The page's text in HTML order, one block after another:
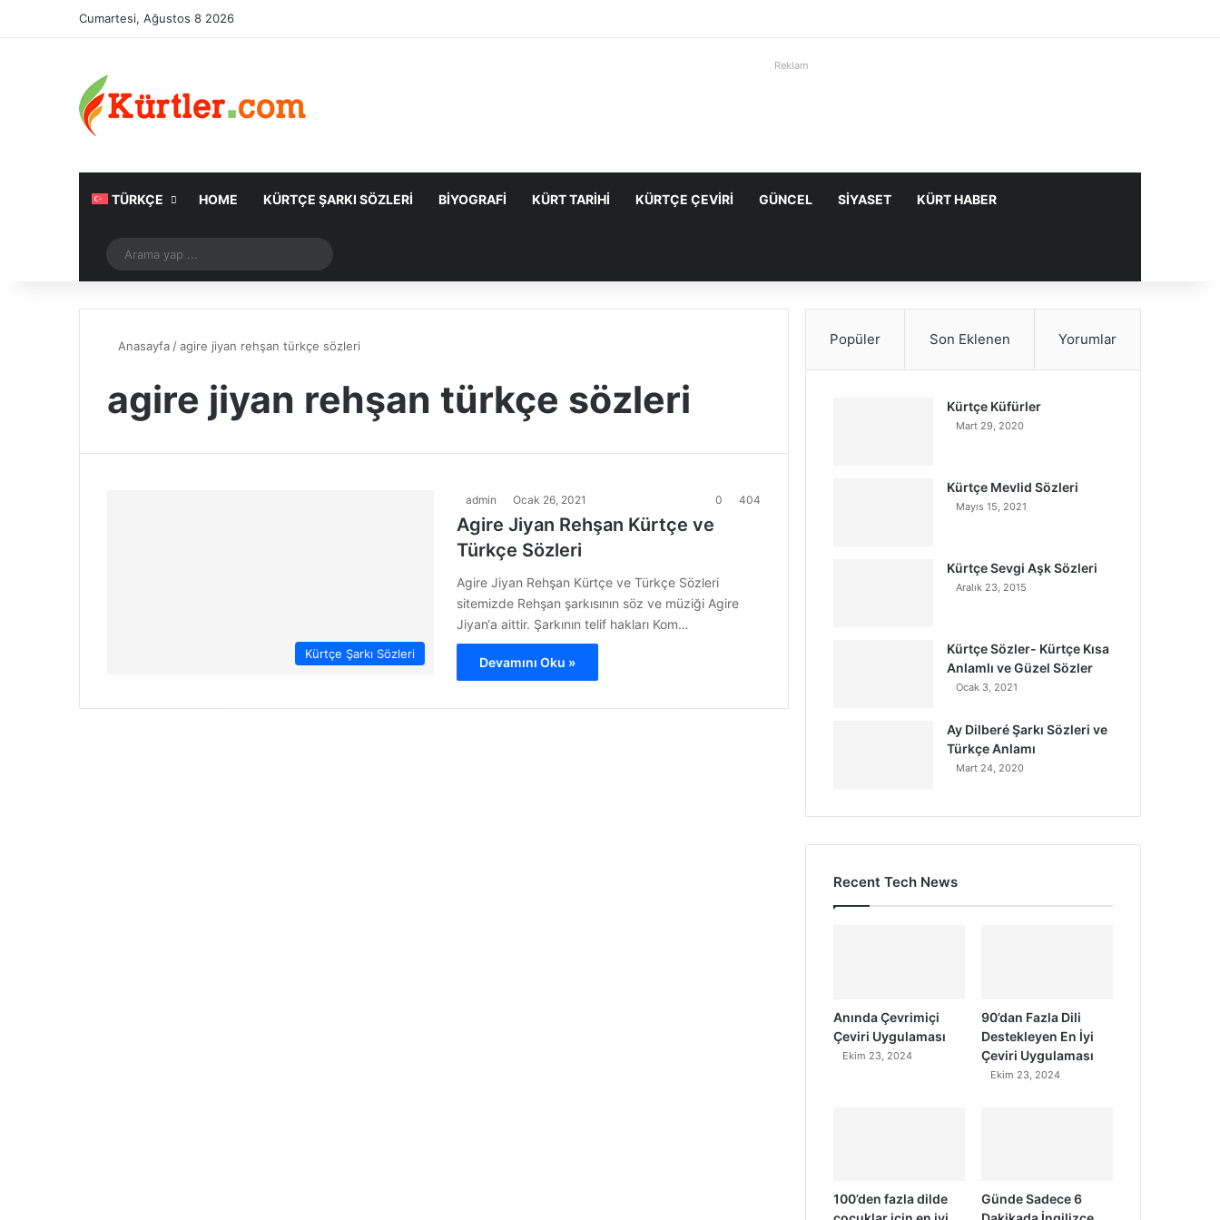
Cumartesi, Ağustos 8 2026
Reklam
TÜRKÇE HOME KÜRTÇE ŞARKI SÖZLERI BIYOGRAFI KÜRT TARIHI KÜRTÇE ÇEVIRI GÜNCEL SIYASET KÜRT HABER
Rastgele Makale
yap
Anasayfa /agire jiyan rehşan türkçe sözleri
agire jiyan rehşan türkçe sözleri
Kürtçe Şarkı Sözleri
admin Ocak 26, 2021 0 404
Agire Jiyan Rehşan Kürtçe ve
Türkçe Sözleri
Agire Jiyan Rehşan Kürtçe ve Türkçe Sözleri
sitemizde Rehşan şarkısının söz ve müziği Agire
Jiyan‘a aittir. Şarkının telif hakları Kom…
Devamını Oku »
Popüler Son Eklenen Yorumlar
Kürtçe Küfürler
Mart 29, 2020
Kürtçe Mevlid Sözleri
Mayıs 15, 2021
Kürtçe Sevgi Aşk Sözleri
Aralık 23, 2015
Kürtçe Sözler- Kürtçe Kısa
Anlamlı ve Güzel Sözler
Ocak 3, 2021
Ay Dilberé Şarkı Sözleri ve
Türkçe Anlamı
Mart 24, 2020
Recent Tech News
Anında Çevrimiçi
Çeviri Uygulaması
Ekim 23, 2024
90’dan Fazla Dili
Destekleyen En İyi
Çeviri Uygulaması
Ekim 23, 2024
100’den fazla dilde
Günde Sadece 6